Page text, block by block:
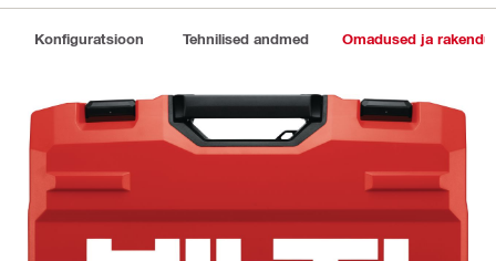
Konfiguratsioon Tehnilised andmed Omadused ja